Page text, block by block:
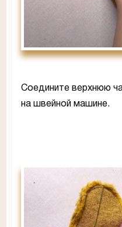
Соедините верхнюю
на швейной машине.